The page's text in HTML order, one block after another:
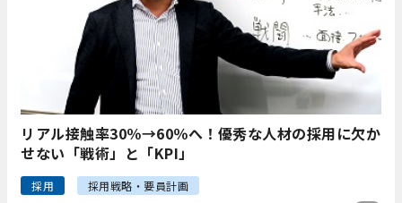
リアル接触率30％→60％へ！優秀な人材の採用に欠か
せない「戦術」と「KPI」
採用
採用戦略・要員計画